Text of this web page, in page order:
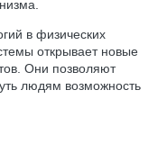
в физических
открывает новые
Они позволяют
людям возможность